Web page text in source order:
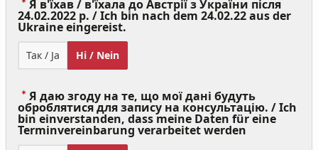
Я в'їхав / в'їхала до Австрії з України після
24.02.2022 р. / Ich bin nach dem 24.02.22 aus der
Ukraine eingereist.
Required)
Так / Ja Ні / Nein
Я даю згоду на те, що мої дані будуть
оброблятися для запису на консультацію. / Ich
bin einverstanden, dass meine Daten für eine
Terminvereinbarung verarbeitet werden